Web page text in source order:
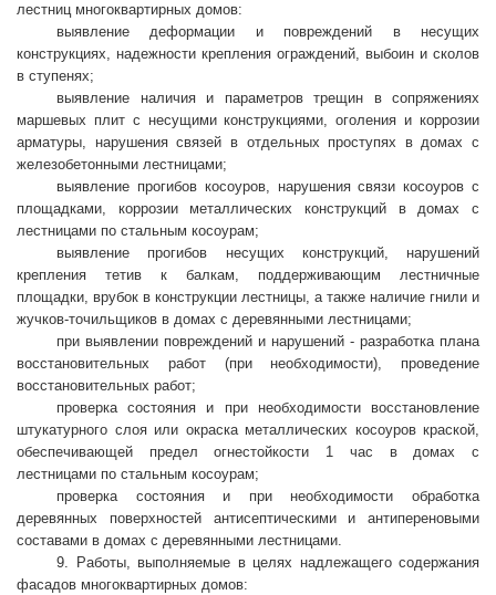
лестниц многоквартирных домов:
выявление деформации и повреждений в несущих
конструкциях, надежности крепления ограждений, выбоин и сколов
в ступенях;
выявление наличия и параметров трещин в сопряжениях
маршевых плит с несущими конструкциями, оголения и коррозии
арматуры, нарушения связей в отдельных проступях в домах с
железобетонными лестницами;
выявление прогибов косоуров, нарушения связи косоуров с
площадками, коррозии металлических конструкций в домах с
лестницами по стальным косоурам;
выявление прогибов несущих конструкций, нарушений
крепления тетив к балкам, поддерживающим лестничные
площадки, врубок в конструкции лестницы, а также наличие гнили и
жучков-точильщиков в домах с деревянными лестницами;
при выявлении повреждений и нарушений - разработка плана
восстановительных работ (при необходимости), проведение
восстановительных работ;
проверка состояния и при необходимости восстановление
штукатурного слоя или окраска металлических косоуров краской,
обеспечивающей предел огнестойкости 1 час в домах с
лестницами по стальным косоурам;
проверка состояния и при необходимости обработка
деревянных поверхностей антисептическими и антипереновыми
составами в домах с деревянными лестницами.
9. Работы, выполняемые в целях надлежащего содержания
фасадов многоквартирных домов: